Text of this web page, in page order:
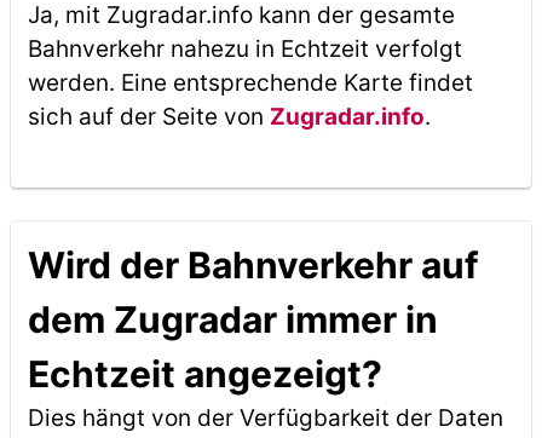
Ja, mit Zugradar.info kann der gesamte
Bahnverkehr nahezu in Echtzeit verfolgt
werden. Eine entsprechende Karte findet
sich auf der Seite von Zugradar.info.
Wird der Bahnverkehr auf
dem Zugradar immer in
Echtzeit angezeigt?
Dies hängt von der Verfügbarkeit der Daten